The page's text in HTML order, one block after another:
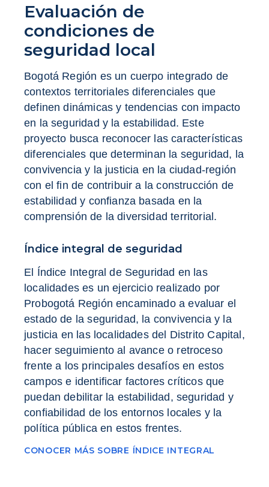
Evaluación de
condiciones de
seguridad local
Bogotá Región es un cuerpo integrado de
contextos territoriales diferenciales que
definen dinámicas y tendencias con impacto
en la seguridad y la estabilidad. Este
proyecto busca reconocer las características
diferenciales que determinan la seguridad, la
convivencia y la justicia en la ciudad-región
con el fin de contribuir a la construcción de
estabilidad y confianza basada en la
comprensión de la diversidad territorial.
Índice integral de seguridad
El Índice Integral de Seguridad en las
localidades es un ejercicio realizado por
Probogotá Región encaminado a evaluar el
estado de la seguridad, la convivencia y la
justicia en las localidades del Distrito Capital,
hacer seguimiento al avance o retroceso
frente a los principales desafíos en estos
campos e identificar factores críticos que
puedan debilitar la estabilidad, seguridad y
confiabilidad de los entornos locales y la
política pública en estos frentes.
CONOCER MÁS SOBRE ÍNDICE INTEGRAL